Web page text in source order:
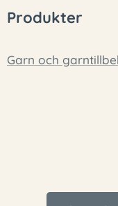
Produkter
Garn och